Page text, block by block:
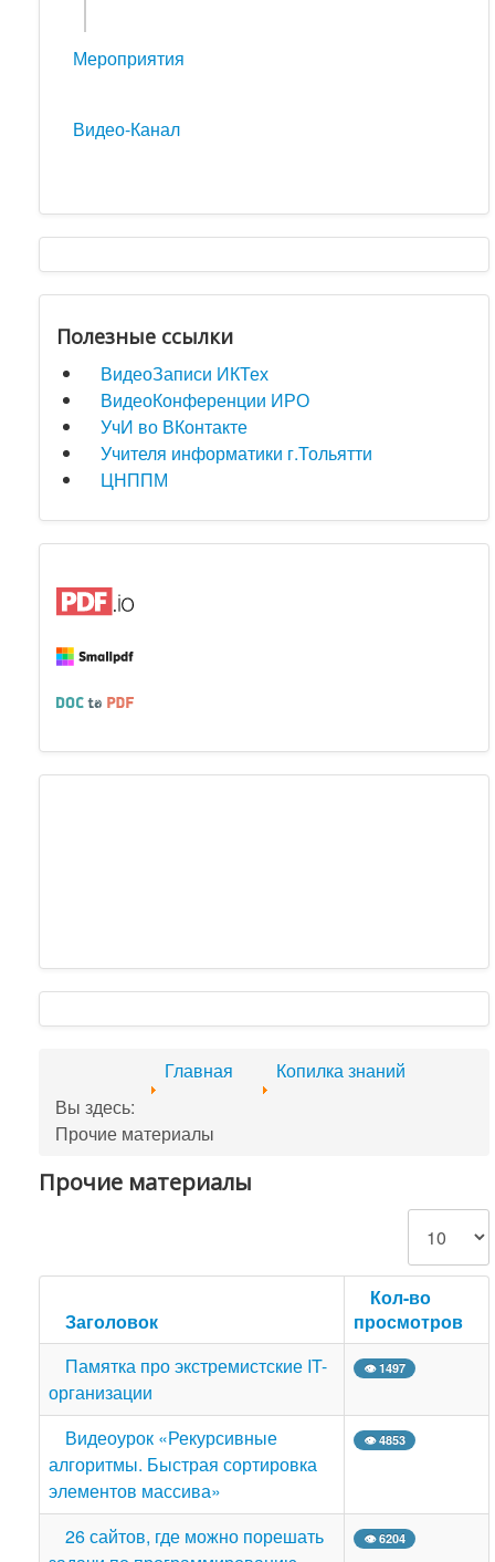
Мероприятия
Видео-Канал
Полезные ссылки
ВидеоЗаписи ИКТех
ВидеоКонференции ИРО
УчИ во ВКонтакте
Учителя информатики г.Тольятти
ЦНППМ
Вы здесь:
Главная Копилка знаний
Прочие материалы
Прочие материалы
Кол-во
Заголовок
Кол-во
просмотров
Памятка про экстремистские IT-
организации
👁 1497
Видеоурок «Рекурсивные
алгоритмы. Быстрая сортировка
элементов массива»
👁 4853
26 сайтов, где можно порешать
👁 6204